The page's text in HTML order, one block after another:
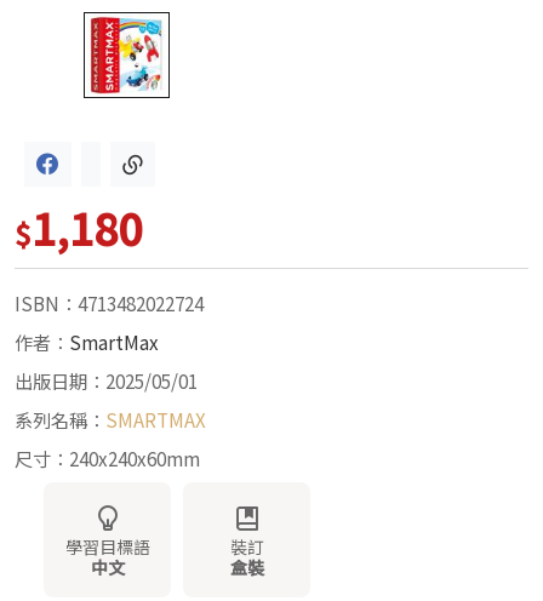
$1,180
ISBN：4713482022724
作者： SmartMax
出版日期：2025/05/01
系列名稱： SMARTMAX
尺寸：240x240x60mm
學習目標語
中文
裝訂
盒裝